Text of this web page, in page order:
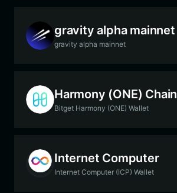
gravity alpha mainnet
gravity alpha mainnet
Harmony (ONE) Chain
Bitget Harmony (ONE) Wallet
Internet Computer
Internet Computer (ICP) Wallet